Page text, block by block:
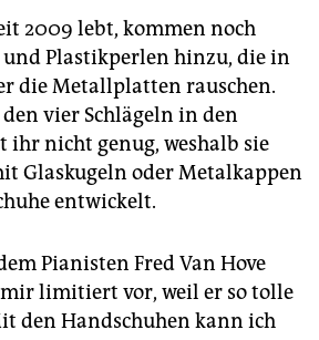
2009 lebt, kommen noch
Plastikperlen hinzu, die in
die Metallplatten rauschen.
vier Schlägeln in den
ihr nicht genug, weshalb sie
Glaskugeln oder Metalkappen
entwickelt.
Pianisten Fred Van Hove
limitiert vor, weil er so tolle
den Handschuhen kann ich